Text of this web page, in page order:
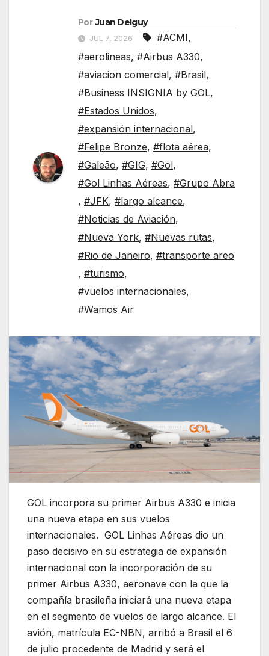
Por Juan Delguy
JUL 7, 2026 #ACMI,
#aerolineas, #Airbus A330,
#aviacion comercial, #Brasil,
#Business INSIGNIA by GOL,
#Estados Unidos,
#expansión internacional,
#Felipe Bronze, #flota aérea,
#Galeão, #GIG, #Gol,
#Gol Linhas Aéreas, #Grupo Abra
, #JFK, #largo alcance,
#Noticias de Aviación,
#Nueva York, #Nuevas rutas,
#Rio de Janeiro, #transporte areo
, #turismo,
#vuelos internacionales,
#Wamos Air
GOL incorpora su primer Airbus A330 e inicia
una nueva etapa en sus vuelos
internacionales. GOL Linhas Aéreas dio un
paso decisivo en su estrategia de expansión
internacional con la incorporación de su
primer Airbus A330, aeronave con la que la
compañía brasileña iniciará una nueva etapa
en el segmento de vuelos de largo alcance. El
avión, matrícula EC-NBN, arribó a Brasil el 6
de julio procedente de Madrid y será el